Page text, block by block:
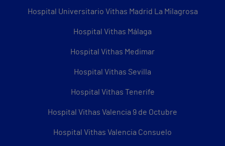
Hospital Universitario Vithas Madrid La Milagrosa
Hospital Vithas Málaga
Hospital Vithas Medimar
Hospital Vithas Sevilla
Hospital Vithas Tenerife
Hospital Vithas Valencia 9 de Octubre
Hospital Vithas Valencia Consuelo